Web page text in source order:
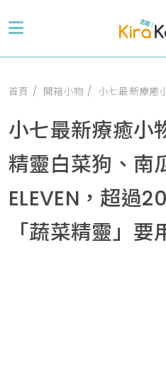
首頁 開箱小物 小七最新療癒小物！萌系「蔬菜精
小七最新療癒小
精靈白菜狗、南
ELEVEN，超過
「蔬菜精靈」要